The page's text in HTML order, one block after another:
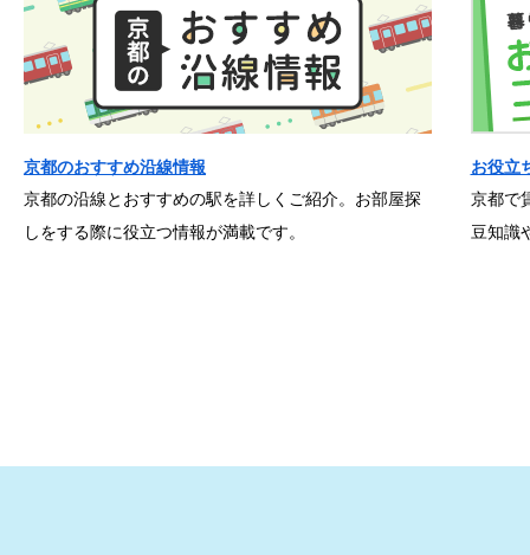
京都のおすすめ沿線情報
京都の沿線とおすすめの駅を詳しくご紹介。お部屋探
しをする際に役立つ情報が満載です。
お役立
京都で
豆知識